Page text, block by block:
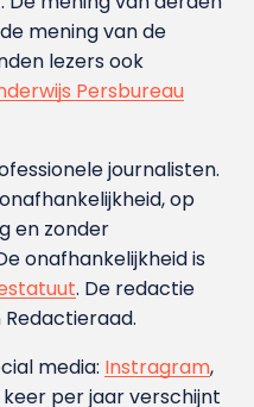
mening van de
lezers ook
Persbureau
journalisten.
op
en zonder
onafhankelijkheid is
. De redactie
media: Instragram,
keer per jaar verschijnt